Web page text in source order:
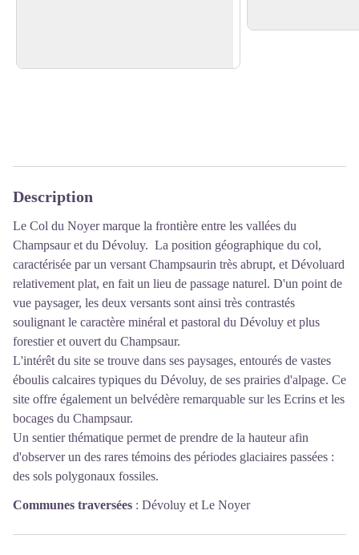
Description
Le Col du Noyer marque la frontière entre les vallées du
Champsaur et du Dévoluy. La position géographique du col,
caractérisée par un versant Champsaurin très abrupt, et Dévoluard
relativement plat, en fait un lieu de passage naturel. D'un point de
vue paysager, les deux versants sont ainsi très contrastés
soulignant le caractère minéral et pastoral du Dévoluy et plus
forestier et ouvert du Champsaur.
L'intérêt du site se trouve dans ses paysages, entourés de vastes
éboulis calcaires typiques du Dévoluy, de ses prairies d'alpage. Ce
site offre également un belvédère remarquable sur les Ecrins et les
bocages du Champsaur.
Un sentier thématique permet de prendre de la hauteur afin
d'observer un des rares témoins des périodes glaciaires passées :
des sols polygonaux fossiles.
Communes traversées : Dévoluy et Le Noyer